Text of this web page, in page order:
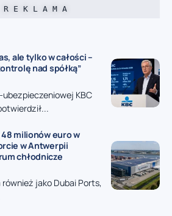
R E K L A M A
ale tylko w całości –
nad spółką”
KBC
milionów euro w
w Antwerpii
chłodnicze
jako Dubai Ports,